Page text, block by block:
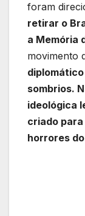
foram
retirar o
a Memória
movimento
sombrios.
ideológica
criado
horrores